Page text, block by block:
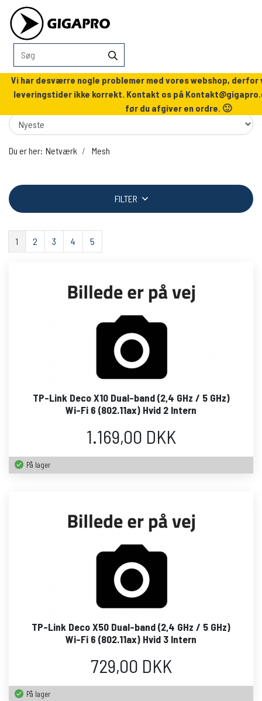
Vi har desværre nogle problemer med vores webshop, derfor
leveringstider ikke korrekt. Kontakt os på
før du afgiver en ordre. 🙂
Du er her: Netværk Mesh
FILTER
1 2 3 4 5
TP-Link Deco X10 Dual-band (2,4 GHz / 5 GHz)
Wi-Fi 6 (802.11ax) Hvid 2 Intern
1.169,00 DKK
På lager
TP-Link Deco X50 Dual-band (2,4 GHz / 5 GHz)
Wi-Fi 6 (802.11ax) Hvid 3 Intern
729,00 DKK
På lager